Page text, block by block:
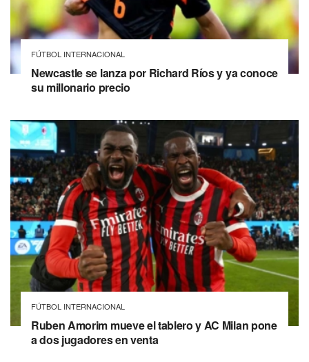
FÚTBOL INTERNACIONAL
Newcastle se lanza por Richard Ríos y ya conoce
su millonario precio
FÚTBOL INTERNACIONAL
Ruben Amorim mueve el tablero y AC Milan pone
a dos jugadores en venta